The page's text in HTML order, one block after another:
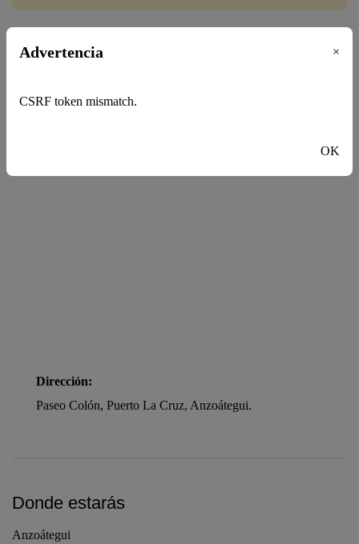
Dirección:
Paseo Colón, Puerto La Cruz, Anzoátegui.
Donde estarás
Anzoátegui
Advertencia ×
CSRF token mismatch.
OK